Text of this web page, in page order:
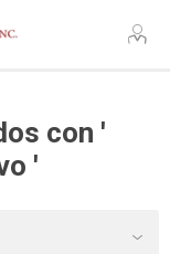
con '
'